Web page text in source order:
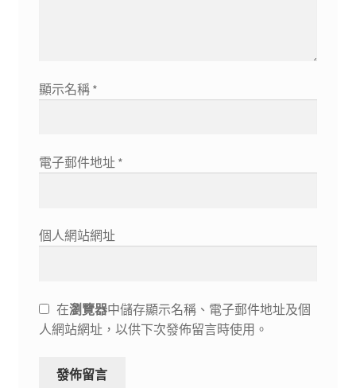
顯示名稱 *
電子郵件地址 *
個人網站網址
在瀏覽器中儲存顯示名稱、電子郵件地址及個
人網站網址，以供下次發佈留言時使用。